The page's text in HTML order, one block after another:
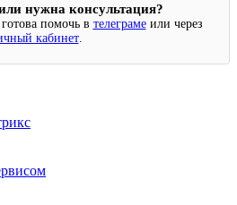
нужна консультация?
помочь в телеграме или через
кабинет.